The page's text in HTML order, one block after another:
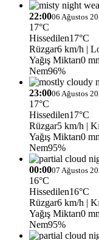
22:0006 Ağustos
17°C
Hissedilen17°C
Rüzgar6 km/h |
Yağış Miktarı0
Nem96%
23:0006 Ağustos
17°C
Hissedilen17°C
Rüzgar5 km/h |
Yağış Miktarı0
Nem95%
00:0007 Ağustos
16°C
Hissedilen16°C
Rüzgar6 km/h |
Yağış Miktarı0
Nem95%